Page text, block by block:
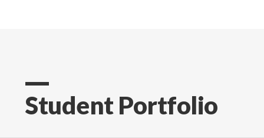
Student Portfolio